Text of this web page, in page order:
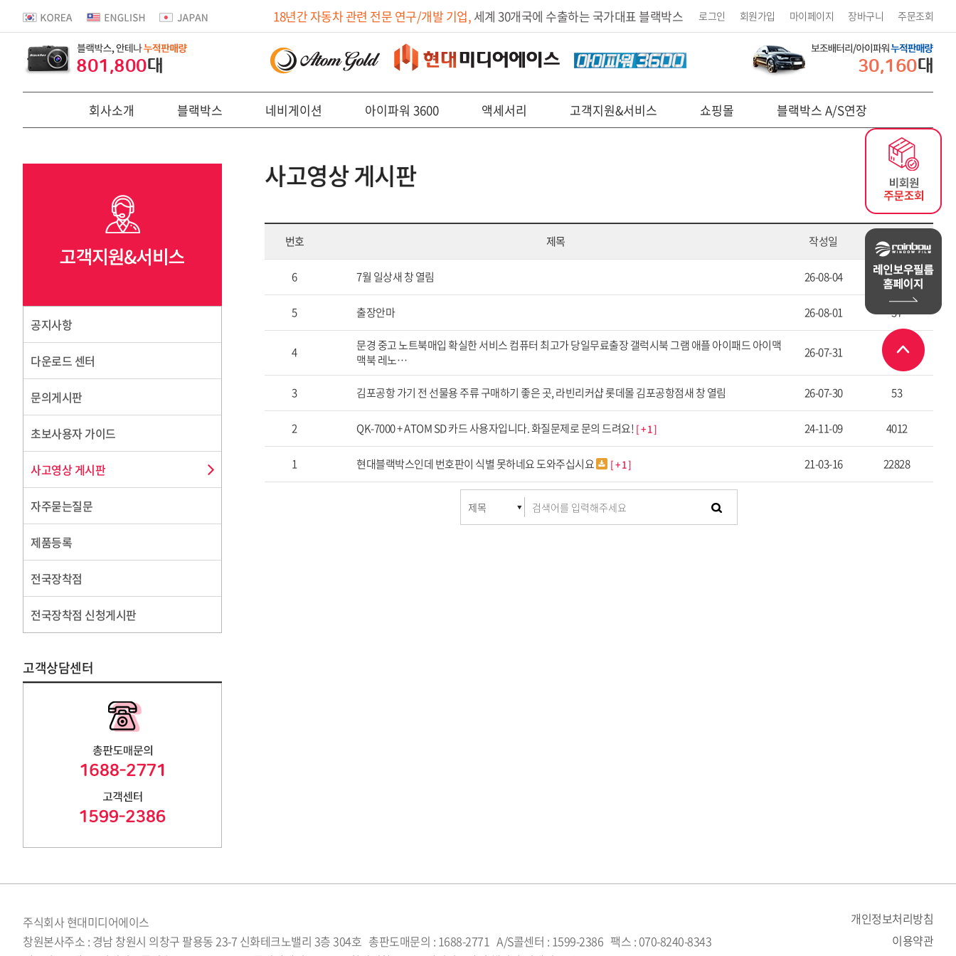
18년간 자동차 관련 전문 연구/개발 기업, 세계 30개국에 수출하는 국가대표 블랙박스 로그인 회원가입 마이페이지 장바구니 주문조회
801,800대 30,160대
회사소개 블랙박스 네비게이션 아이파워 3600 액세서리 고객지원&서비스 쇼핑몰 블랙박스 A/S연장
공지사항
다운로드 센터
문의게시판
초보사용자 가이드
사고영상 게시판
자주묻는질문
제품등록
전국장착점
전국장착점 신청게시판
고객상담센터
사고영상 게시판
번호 제목 작성일 조회
6 7월 일상새 창 열림 26-08-04 20
5 출장안마 26-08-01 37
4
문경 중고 노트북매입 확실한 서비스 컴퓨터 최고가 당일무료출장 갤럭시북 그램 애플 아이패드 아이맥
맥북 레노…
26-07-31 40
3 김포공항 가기 전 선물용 주류 구매하기 좋은 곳, 라빈리커샵 롯데몰 김포공항점새 창 열림 26-07-30 53
2 QK-7000 + ATOM SD 카드 사용자입니다. 화질문제로 문의 드려요! [+ 1] 24-11-09 4012
1 현대블랙박스인데 번호판이 식별 못하네요 도와주십시요 [+ 1] 21-03-16 22828
주식회사 현대미디어에이스
창원본사주소 : 경남 창원시 의창구 팔용동 23-7 신화테크노밸리 3층 304호 총판도매문의 : 1688-2771 A/S콜센터 : 1599-2386 팩스 : 070-8240-8343
개인정보처리방침
이용약관